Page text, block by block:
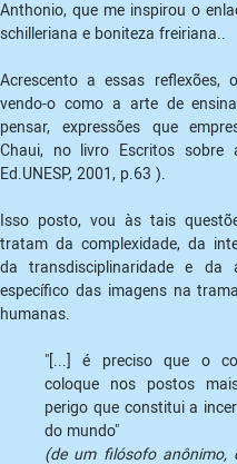
Anthonio, que me inspirou o
schilleriana e boniteza freiriana..
Acrescento a essas reflexões,
vendo-o como a arte de
pensar, expressões que
Chaui, no livro Escritos sobre
Ed.UNESP, 2001, p.63 ).
Isso posto, vou às tais
tratam da complexidade, da
da transdisciplinaridade e da
específico das imagens na
humanas.
"[...] é preciso que o
coloque nos postos
perigo que constitui a
do mundo"
(de um filósofo anônimo,